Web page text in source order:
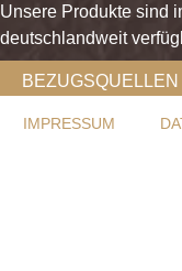
Unsere Produkte sind
deutschlandweit
BEZUGSQUELLEN
IMPRESSUM